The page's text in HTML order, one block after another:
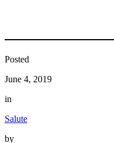
Posted
June 4, 2019
in
Salute
by